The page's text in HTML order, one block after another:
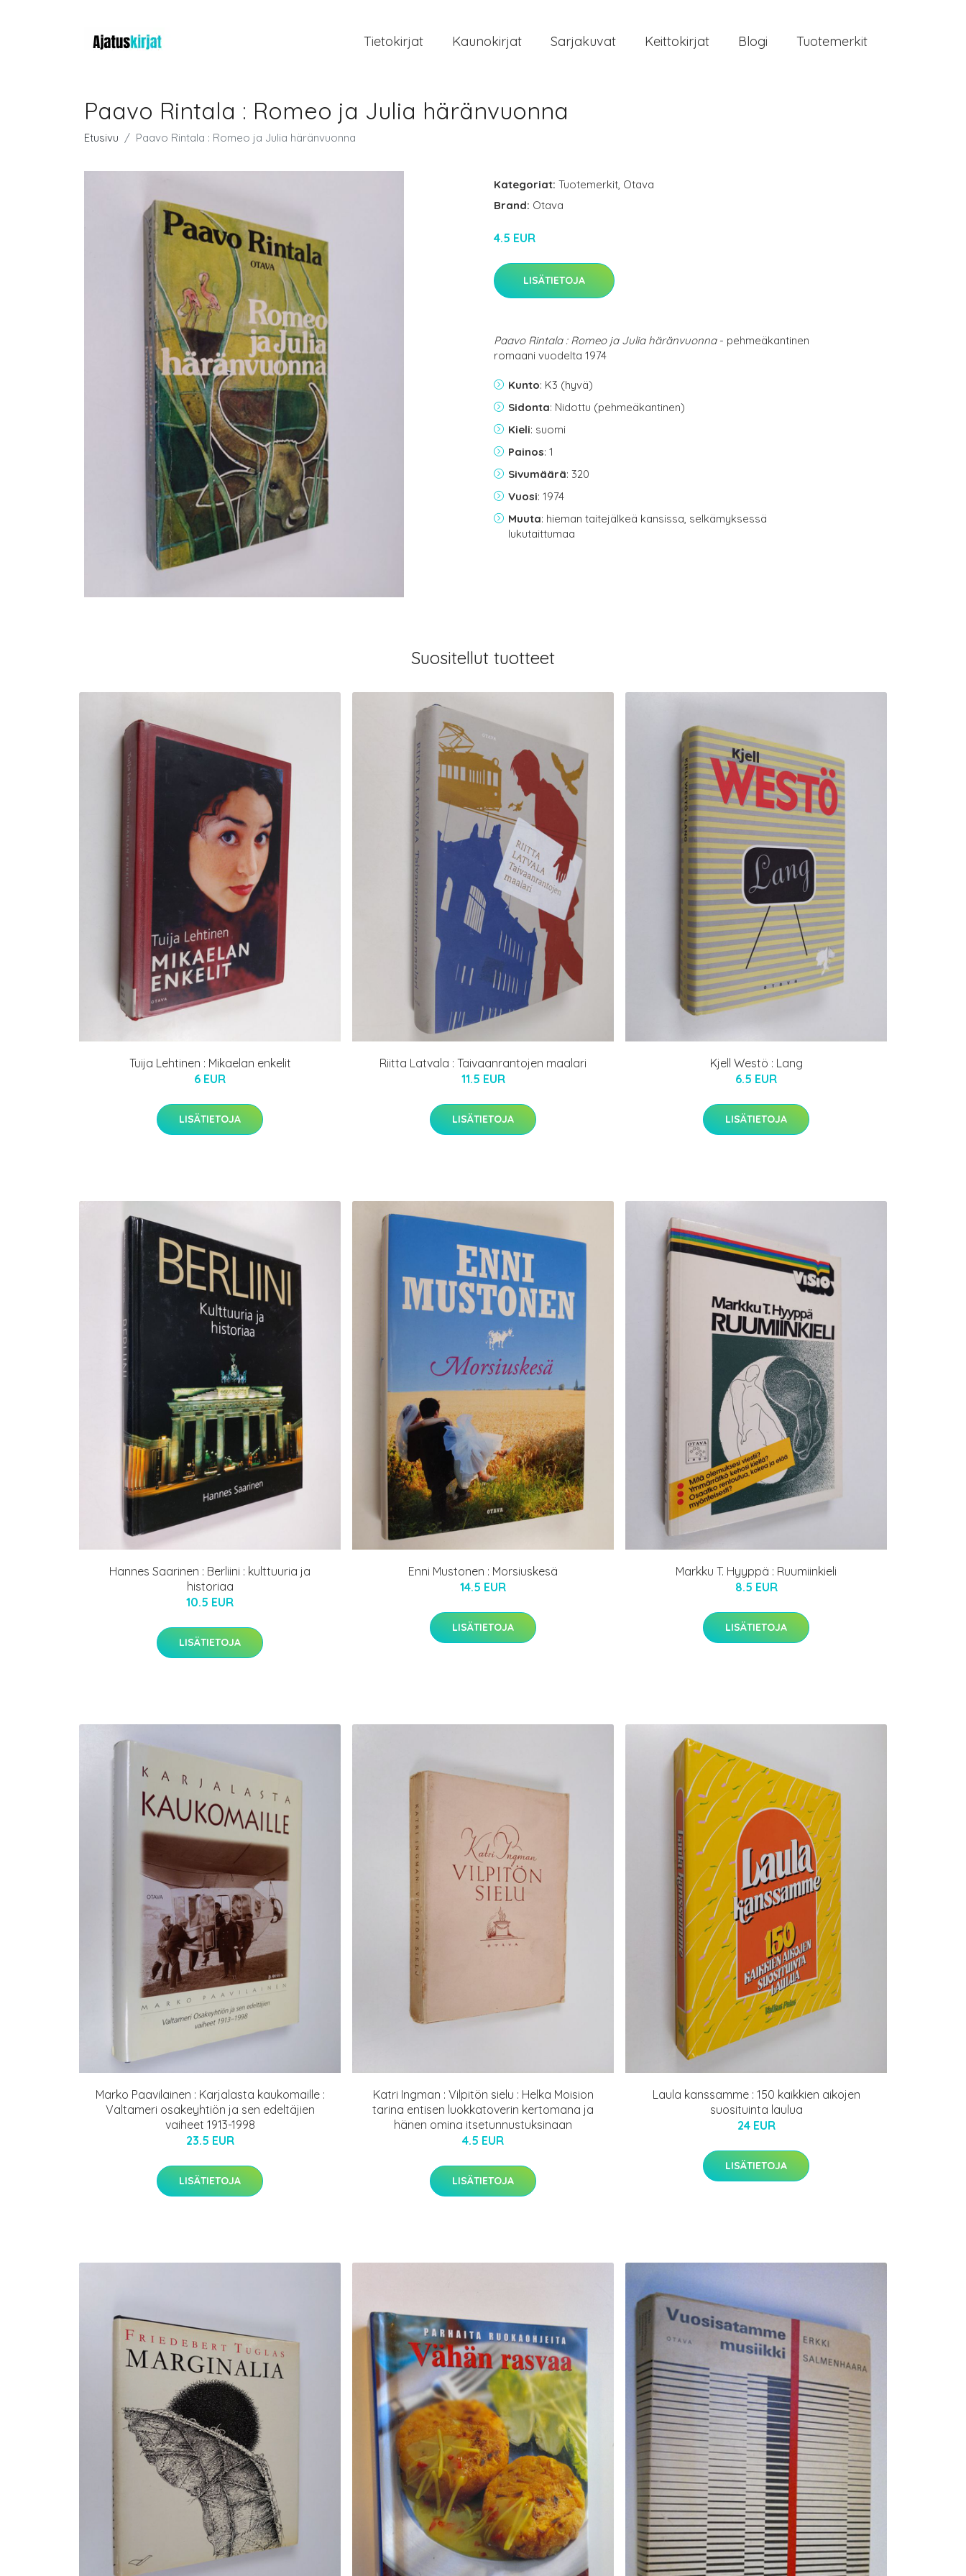
Tietokirjat Kaunokirjat Sarjakuvat Keittokirjat Blogi Tuotemerkit
Paavo Rintala : Romeo ja Julia häränvuonna
Etusivu Paavo Rintala : Romeo ja Julia häränvuonna
Kategoriat: Tuotemerkit, Otava
Brand: Otava
4.5 EUR
LISÄTIETOJA
Paavo Rintala : Romeo ja Julia häränvuonna- pehmeäkantinen
romaani vuodelta 1974
Kunto: K3 (hyvä)
Sidonta: Nidottu (pehmeäkantinen)
Kieli: suomi
Painos: 1
Sivumäärä: 320
Vuosi: 1974
Muuta: hieman taitejälkeä kansissa, selkämyksessä
lukutaittumaa
Suositellut tuotteet
Tuija Lehtinen : Mikaelan enkelit
6 EUR
LISÄTIETOJA
Riitta Latvala : Taivaanrantojen maalari
11.5 EUR
LISÄTIETOJA
Kjell Westö : Lang
6.5 EUR
LISÄTIETOJA
Hannes Saarinen : Berliini : kulttuuria ja
historiaa
10.5 EUR
LISÄTIETOJA
Enni Mustonen : Morsiuskesä
14.5 EUR
LISÄTIETOJA
Markku T. Hyyppä : Ruumiinkieli
8.5 EUR
LISÄTIETOJA
Marko Paavilainen : Karjalasta kaukomaille :
Valtameri osakeyhtiön ja sen edeltäjien
vaiheet 1913-1998
23.5 EUR
LISÄTIETOJA
Katri Ingman : Vilpitön sielu : Helka Moision
tarina entisen luokkatoverin kertomana ja
hänen omina itsetunnustuksinaan
4.5 EUR
LISÄTIETOJA
Laula kanssamme : 150 kaikkien aikojen
suosituinta laulua
24 EUR
LISÄTIETOJA